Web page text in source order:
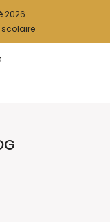
2026
scolaire